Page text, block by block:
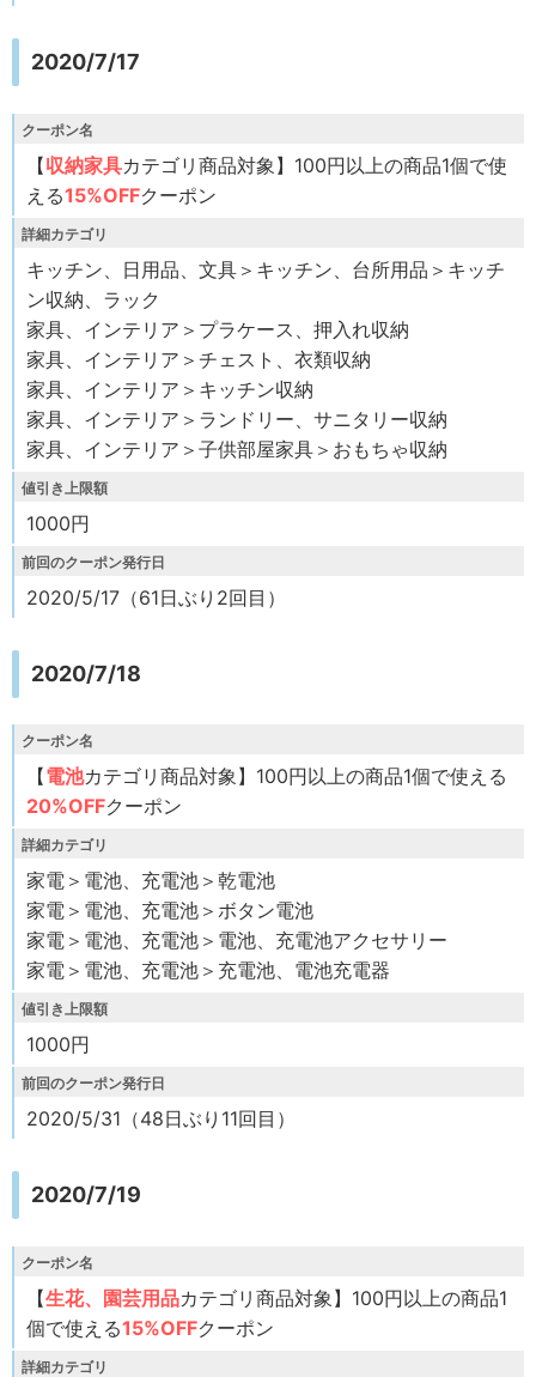
2020/7/17
クーポン名
【収納家具カテゴリ商品対象】100円以上の商品1個で使
える15%OFFクーポン
詳細カテゴリ
キッチン、日用品、文具＞キッチン、台所用品＞キッチ
ン収納、ラック
家具、インテリア＞プラケース、押入れ収納
家具、インテリア＞チェスト、衣類収納
家具、インテリア＞キッチン収納
家具、インテリア＞ランドリー、サニタリー収納
家具、インテリア＞子供部屋家具＞おもちゃ収納
値引き上限額
1000円
前回のクーポン発行日
2020/5/17（61日ぶり2回目）
2020/7/18
クーポン名
【電池カテゴリ商品対象】100円以上の商品1個で使える
20%OFFクーポン
詳細カテゴリ
家電＞電池、充電池＞乾電池
家電＞電池、充電池＞ボタン電池
家電＞電池、充電池＞電池、充電池アクセサリー
家電＞電池、充電池＞充電池、電池充電器
値引き上限額
1000円
前回のクーポン発行日
2020/5/31（48日ぶり11回目）
2020/7/19
クーポン名
【生花、園芸用品カテゴリ商品対象】100円以上の商品1
個で使える15%OFFクーポン
詳細カテゴリ